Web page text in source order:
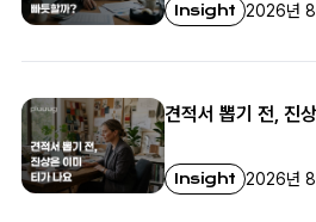
Insight 2026년 8
견적서 뽑기 전, 진
Insight 2026년 8